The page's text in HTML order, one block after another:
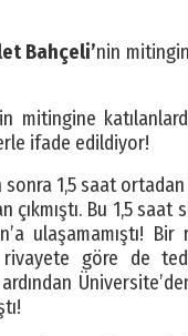
Bahçeli’nin
mitingine
ifade edildiyor!
1,5 saat
Bu 1,5 saat
ulaşamamıştı!
göre de
Üniversite’den